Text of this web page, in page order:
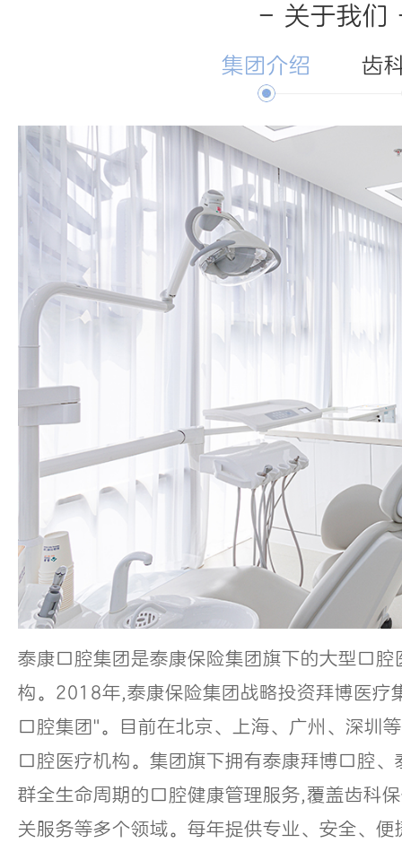
- 关于我
集团介绍 齿
泰康口腔集团是泰康保险集团旗下的大型口
构。2018年,泰康保险集团战略投资拜博医疗
口腔集团"。目前在北京、上海、广州、深圳
口腔医疗机构。集团旗下拥有泰康拜博口腔
群全生命周期的口腔健康管理服务,覆盖齿科
关服务等多个领域。每年提供专业、安全、